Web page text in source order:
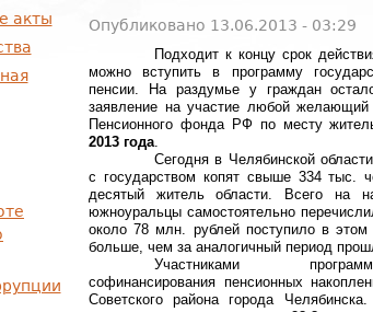
Опубликовано 13.06.2013 - 03:29
Подходит к концу срок
можно вступить в программу
пенсии. На раздумье у граждан
заявление на участие любой
Пенсионного фонда РФ по месту
2013 года.
Сегодня в Челябинской
с государством копят свыше 334 тыс.
десятый житель области. Всего на
южноуральцы самостоятельно
около 78 млн. рублей поступило в
больше, чем за аналогичный период
Участниками
софинансирования пенсионных
Советского района города
акты